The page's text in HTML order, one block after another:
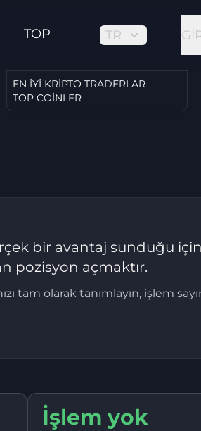
TOP
EN İYI KRIPTO TRADERLAR
TOP COINLER
TR
bir avantaj sunduğu için
pozisyon açmaktır.
tam olarak tanımlayın, işlem
İşlem yok